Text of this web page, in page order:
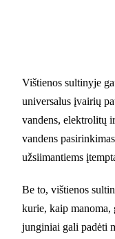
Vištienos sultinyje
universalus įvairių
vandens, elektrolitų
vandens
užsiimantiems
Be to, vištienos
kurie, kaip manoma,
junginiai gali padėti